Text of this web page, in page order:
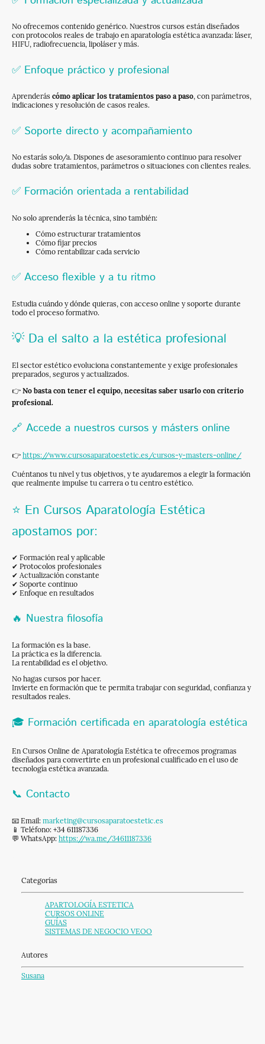
No ofrecemos contenido genérico. Nuestros cursos están diseñados
con protocolos reales de trabajo en aparatología estética avanzada: láser,
HIFU, radiofrecuencia, lipoláser y más.
✅ Enfoque práctico y profesional
Aprenderás cómo aplicar los tratamientos paso a paso, con parámetros,
indicaciones y resolución de casos reales.
✅ Soporte directo y acompañamiento
No estarás solo/a. Dispones de asesoramiento continuo para resolver
dudas sobre tratamientos, parámetros o situaciones con clientes reales.
✅ Formación orientada a rentabilidad
No solo aprenderás la técnica, sino también:
Cómo estructurar tratamientos
Cómo fijar precios
Cómo rentabilizar cada servicio
✅ Acceso flexible y a tu ritmo
Estudia cuándo y dónde quieras, con acceso online y soporte durante
todo el proceso formativo.
💡 Da el salto a la estética profesional
El sector estético evoluciona constantemente y exige profesionales
preparados, seguros y actualizados.
👉 No basta con tener el equipo, necesitas saber usarlo con criterio
profesional.
🔗 Accede a nuestros cursos y másters online
👉 https://www.cursosaparatoestetic.es/cursos-y-masters-online/
Cuéntanos tu nivel y tus objetivos, y te ayudaremos a elegir la formación
que realmente impulse tu carrera o tu centro estético.
⭐ En Cursos Aparatología Estética
apostamos por:
✔ Formación real y aplicable
✔ Protocolos profesionales
✔ Actualización constante
✔ Soporte continuo
✔ Enfoque en resultados
🔥 Nuestra filosofía
La formación es la base.
La práctica es la diferencia.
La rentabilidad es el objetivo.
No hagas cursos por hacer.
Invierte en formación que te permita trabajar con seguridad, confianza y
resultados reales.
🎓 Formación certificada en aparatología estética
En Cursos Online de Aparatología Estética te ofrecemos programas
diseñados para convertirte en un profesional cualificado en el uso de
tecnología estética avanzada.
📞 Contacto
📧 Email: marketing@cursosaparatoestetic.es
📱 Teléfono: +34 611187336
💬 WhatsApp: https://wa.me/34611187336
Categorías
APARTOLOGÍA ESTETICA
CURSOS ONLINE
GUÍAS
SISTEMAS DE NEGOCIO VEOO
Autores
Susana